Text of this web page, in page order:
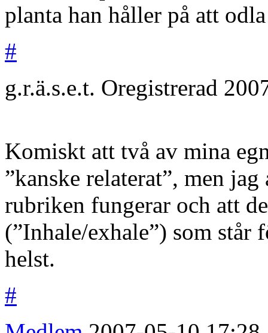
planta han håller på att
#
g.r.ä.s.e.t. Oregistrerad
Komiskt att två av mina
”kanske relaterat”, men
rubriken fungerar och att
(”Inhale/exhale”) som
helst.
#